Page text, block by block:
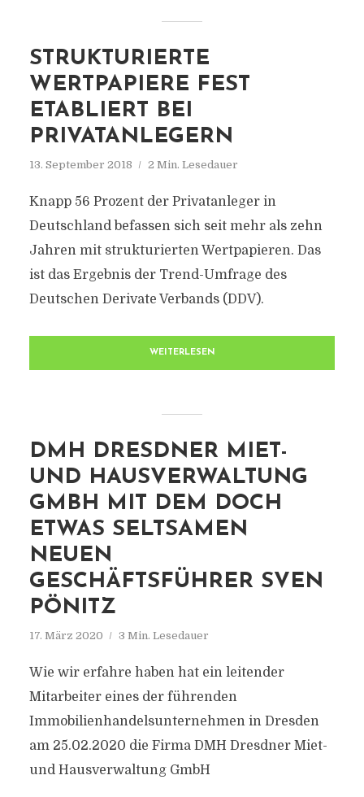
STRUKTURIERTE
WERTPAPIERE FEST
ETABLIERT BEI
PRIVATANLEGERN
13. September 2018 2 Min. Lesedauer
Knapp 56 Prozent der Privatanleger in
Deutschland befassen sich seit mehr als zehn
Jahren mit strukturierten Wertpapieren. Das
ist das Ergebnis der Trend-Umfrage des
Deutschen Derivate Verbands (DDV).
WEITERLESEN
DMH DRESDNER MIET-
UND HAUSVERWALTUNG
GMBH MIT DEM DOCH
ETWAS SELTSAMEN
NEUEN
GESCHÄFTSFÜHRER SVEN
PÖNITZ
17. März 2020 3 Min. Lesedauer
Wie wir erfahre haben hat ein leitender
Mitarbeiter eines der führenden
Immobilienhandelsunternehmen in Dresden
am 25.02.2020 die Firma DMH Dresdner Miet-
und Hausverwaltung GmbH